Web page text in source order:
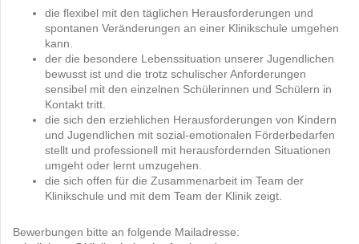
die flexibel mit den täglichen Herausforderungen und
spontanen Veränderungen an einer Klinikschule umgehen
kann.
der die besondere Lebenssituation unserer Jugendlichen
bewusst ist und die trotz schulischer Anforderungen
sensibel mit den einzelnen Schülerinnen und Schülern in
Kontakt tritt.
die sich den erziehlichen Herausforderungen von Kindern
und Jugendlichen mit sozial-emotionalen Förderbedarfen
stellt und professionell mit herausfordernden Situationen
umgeht oder lernt umzugehen.
die sich offen für die Zusammenarbeit im Team der
Klinikschule und mit dem Team der Klinik zeigt.
Bewerbungen bitte an folgende Mailadresse: